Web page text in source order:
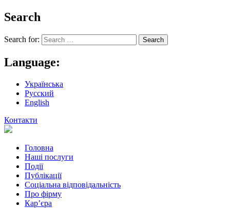
Search
Search for:
Language:
Українська
Русский
English
Контакти
Головна
Наші послуги
Події
Публікації
Соціальна відповідальність
Про фiрму
Кар’єра